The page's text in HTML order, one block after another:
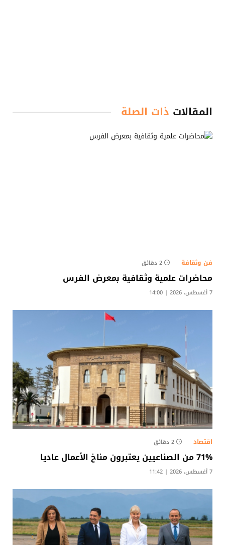
المقالات ذات الصلة
فن وثقافة 2 دقائق
محاضرات علمية وثقافية بمعرض الفرس
7 أغسطس، 2026 | 14:00
اقتصاد 2 دقائق
71% من الصناعيين يعتبرون مناخ الأعمال عاديا
7 أغسطس، 2026 | 11:42